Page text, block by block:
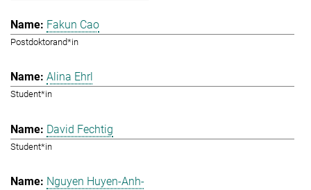
Fakun Cao
Postdoktorand*in
Alina Ehrl
Student*in
David Fechtig
Student*in
Nguyen Huyen-Anh-